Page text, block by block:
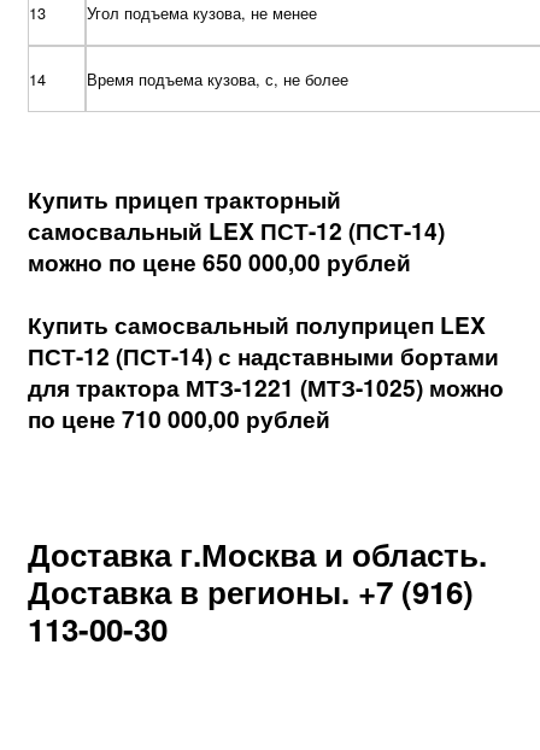
13 Угол подъема кузова, не менее
14 Время подъема кузова, с, не более
Купить прицеп тракторный
самосвальный LEX ПСТ-12 (ПСТ-14)
можно по цене 650 000,00 рублей
Купить самосвальный полуприцеп LEX
ПСТ-12 (ПСТ-14) с надставными бортами
для трактора МТЗ-1221 (МТЗ-1025) можно
по цене 710 000,00 рублей
Доставка г.Москва и область.
Доставка в регионы. +7 (916)
113-00-30